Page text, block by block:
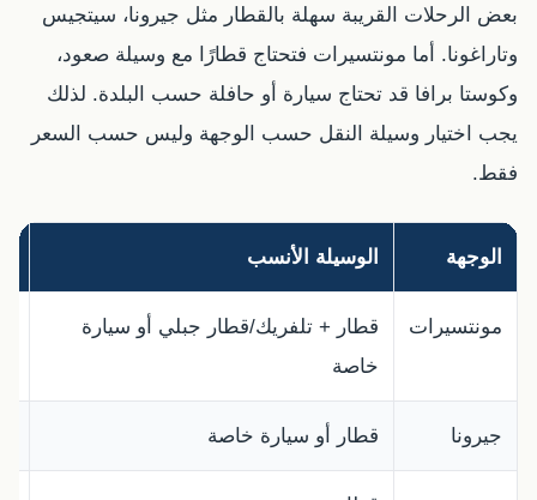
بعض الرحلات القريبة سهلة بالقطار مثل جيرونا، سيتجيس
وتاراغونا. أما مونتسيرات فتحتاج قطارًا مع وسيلة صعود،
وكوستا برافا قد تحتاج سيارة أو حافلة حسب البلدة. لذلك
يجب اختيار وسيلة النقل حسب الوجهة وليس حسب السعر
فقط.
الوجهة الوسيلة الأنسب
مونتسيرات
قطار + تلفريك/قطار جبلي أو سيارة
خاصة
جيرونا قطار أو سيارة خاصة